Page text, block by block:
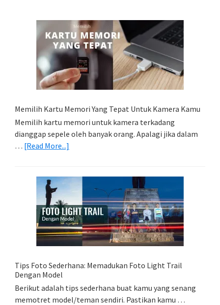
Memilih Kartu Memori Yang Tepat Untuk Kamera Kamu
Memilih kartu memori untuk kamera terkadang
dianggap sepele oleh banyak orang. Apalagi jika dalam
… [Read More...]
Memori
Tepat
Untuk
Kamera
Kamu
Tips Foto Sederhana: Memadukan Foto Light Trail
Dengan Model
Berikut adalah tips sederhana buat kamu yang senang
memotret model/teman sendiri. Pastikan kamu …